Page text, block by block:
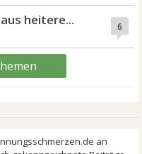
6
heitere...